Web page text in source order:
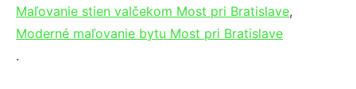
Maľovanie stien valčekom Most pri Bratislave,
Moderné maľovanie bytu Most pri Bratislave
.